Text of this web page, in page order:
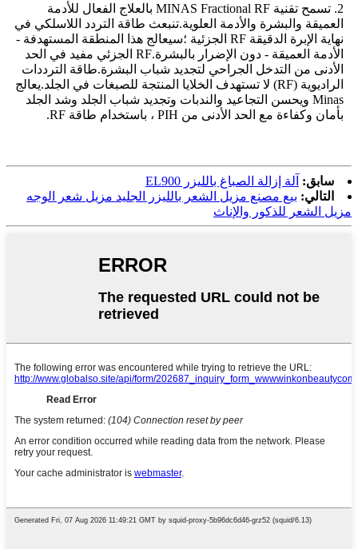
2. تسمح تقنية MINAS Fractional RF بالعلاج الفعال للأدمة
العميقة والبشرة والأدمة العلوية.تنبعث طاقة التردد اللاسلكي في
نهاية الإبرة الدقيقة RF الجزئية ؛سيعالج هذا المنطقة المستهدفة -
الأدمة العميقة - دون الإضرار بالبشرة.RF الجزئي مفيد في الحد
الأدنى من التدخل الجراحي لتجديد شباب البشرة.طاقة الترددات
الراديوية (RF) لا تستهدف الخلايا المنتجة للصبغات في الجلد.يعالج
Minas ويحسن التجاعيد والندبات وتجديد شباب الجلد وشد الجلد
بأمان وكفاءة مع الحد الأدنى من PIH ، باستخدام طاقة RF.
سابق: آلة إزالة الصباغ بالليزر EL900
التالي: بيع مصنع مزيل الشعر بالليزر الجليد مزيل شعر الوجه
مزيل الشعر للذكور والإناث